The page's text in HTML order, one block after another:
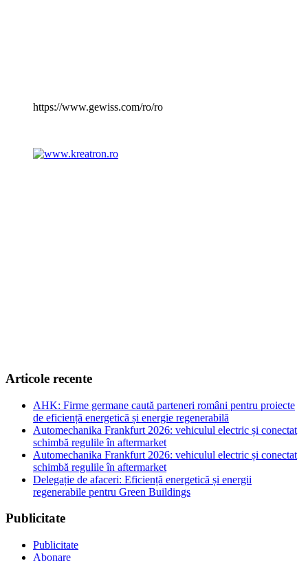
https://www.gewiss.com/ro/ro
Articole recente
AHK: Firme germane caută parteneri români pentru proiecte
de eficiență energetică și energie regenerabilă
Automechanika Frankfurt 2026: vehiculul electric și conectat
schimbă regulile în aftermarket
Automechanika Frankfurt 2026: vehiculul electric și conectat
schimbă regulile în aftermarket
Delegație de afaceri: Eficiență energetică și energii
regenerabile pentru Green Buildings
Publicitate
Publicitate
Abonare